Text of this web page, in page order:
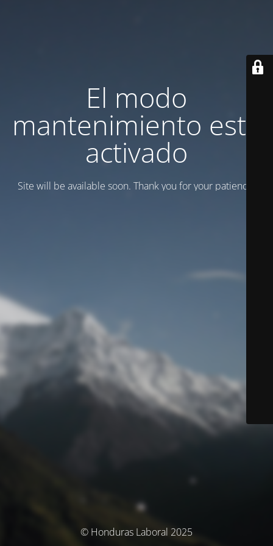
El modo
mantenimiento está
activado
Site will be available soon. Thank you for your patience!
© Honduras Laboral 2025